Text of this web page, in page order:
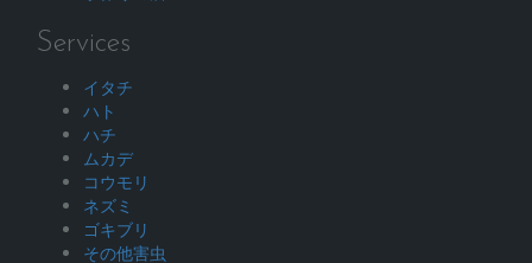
Services
イタチ
ハト
ハチ
ムカデ
コウモリ
ネズミ
ゴキブリ
その他害虫